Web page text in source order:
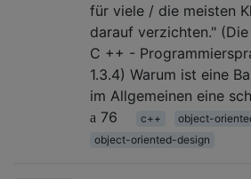
für viele / die meisten
darauf verzichten."
C ++ -
1.3.4) Warum ist eine
im Allgemeinen eine
76
c++
object-
object-oriented-design